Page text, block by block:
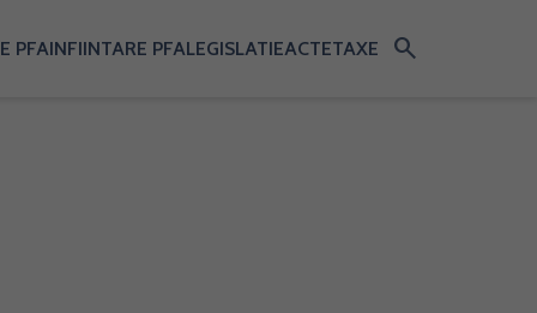
PFAINFIINTARE PFALEGISLATIEACTETAXE search